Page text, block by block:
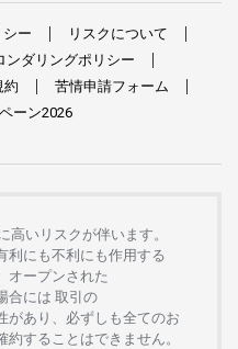
ー
リスクについて
ンダリングポリシー
約 苦情申請フォーム
ーン2026
高い リスクが伴います。
利にも不利にも作用する
オープンさ れた
合には 取引の
があり、 必ずしも全てのお
約することはできません。